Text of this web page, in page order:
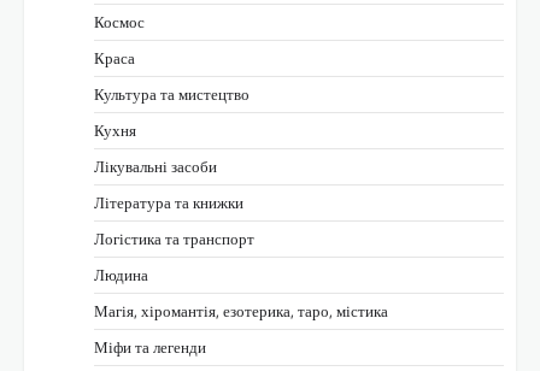
Космос
Краса
Культура та мистецтво
Кухня
Лікувальні засоби
Література та книжки
Логістика та транспорт
Людина
Магія, хіромантія, езотерика, таро, містика
Міфи та легенди